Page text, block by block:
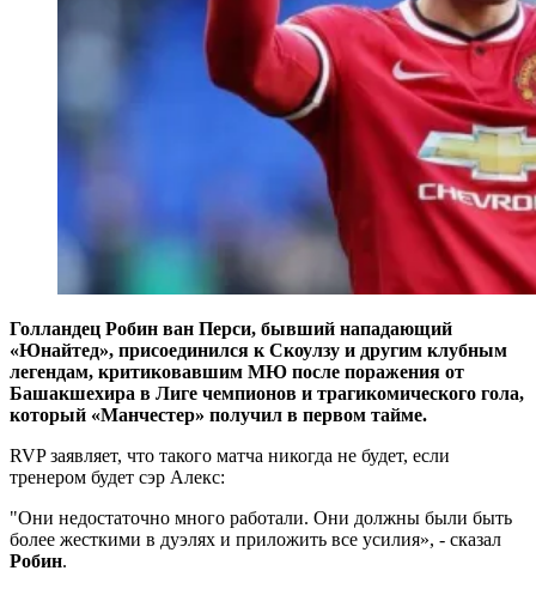
Голландец Робин ван Перси, бывший нападающий
«Юнайтед», присоединился к Скоулзу и другим клубным
легендам, критиковавшим МЮ после поражения от
Башакшехира в Лиге чемпионов и трагикомического гола,
который «Манчестер» получил в первом тайме.
RVP заявляет, что такого матча никогда не будет, если
тренером будет сэр Алекс:
"Они недостаточно много работали. Они должны были быть
более жесткими в дуэлях и приложить все усилия», - сказал
Робин.